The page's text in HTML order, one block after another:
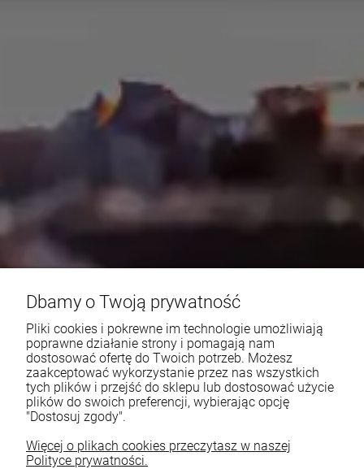
Dbamy o Twoją prywatność
Pliki cookies i pokrewne im technologie umożliwiają
poprawne działanie strony i pomagają nam
dostosować ofertę do Twoich potrzeb. Możesz
zaakceptować wykorzystanie przez nas wszystkich
tych plików i przejść do sklepu lub dostosować użycie
plików do swoich preferencji, wybierając opcję
"Dostosuj zgody".
Więcej o plikach cookies przeczytasz w naszej
Polityce prywatności.